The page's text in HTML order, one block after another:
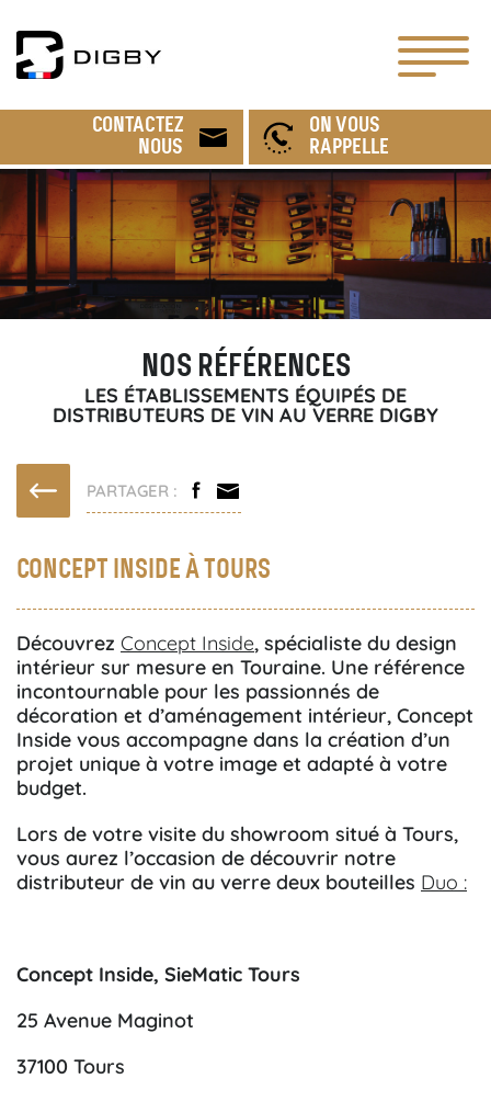
CONTACTEZ
NOUS
ON VOUS
RAPPELLE
NOS RÉFÉRENCES
LES ÉTABLISSEMENTS ÉQUIPÉS DE
DISTRIBUTEURS DE VIN AU VERRE DIGBY
PARTAGER :
CONCEPT INSIDE À TOURS
Découvrez Concept Inside, spécialiste du design
intérieur sur mesure en Touraine. Une référence
incontournable pour les passionnés de
décoration et d’aménagement intérieur, Concept
Inside vous accompagne dans la création d’un
projet unique à votre image et adapté à votre
budget.
Lors de votre visite du showroom situé à Tours,
vous aurez l’occasion de découvrir notre
distributeur de vin au verre deux bouteilles Duo :
Concept Inside, SieMatic Tours
25 Avenue Maginot
37100 Tours